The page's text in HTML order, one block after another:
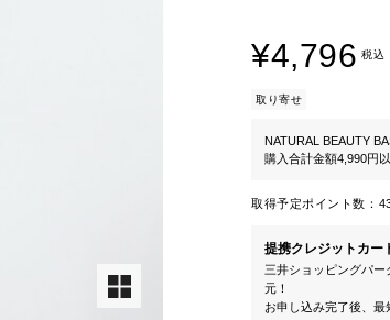
¥4,796 税込
取り寄せ
NATURAL BEAUTY
購入合計金額4,990円
取得予定ポイント数：
提携クレジットカー
三井ショッピングパ
元！
お申し込み完了後、最